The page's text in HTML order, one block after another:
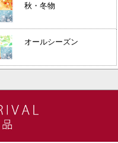
秋・冬物
オールシーズン